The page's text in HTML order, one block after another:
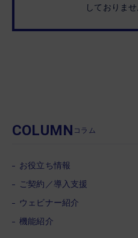
しておりま
COLUMN コラム
お役立ち情報
ご契約／導入支援
ウェビナー紹介
機能紹介